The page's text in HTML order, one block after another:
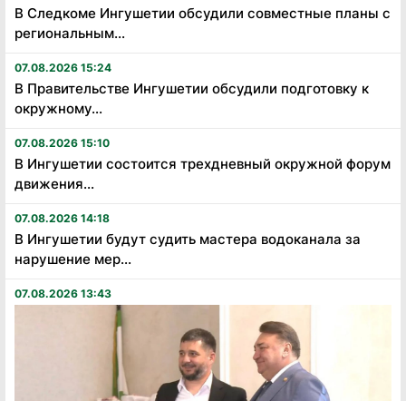
В Следкоме Ингушетии обсудили совместные планы с
региональным...
07.08.2026 15:24
В Правительстве Ингушетии обсудили подготовку к
окружному...
07.08.2026 15:10
В Ингушетии состоится трехдневный окружной форум
движения...
07.08.2026 14:18
В Ингушетии будут судить мастера водоканала за
нарушение мер...
07.08.2026 13:43